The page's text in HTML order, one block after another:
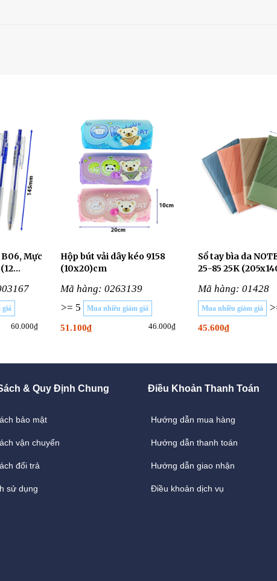
Mực
giá
60.000₫
Hộp bút vải dây kéo 9158
(10x20)cm
Mã hàng: 0263139
>= 5
Mua nhiều giảm giá
51.100₫ 46.000₫
Sổ tay bìa da
25-85 25K
Mã hàng: 01428
Mua nhiều giảm giá
45.600₫
& Quy Định Chung
bảo mật
vận chuyển
đổi trả
sử dụng
Điều Khoản Thanh Toán
Hướng dẫn mua hàng
Hướng dẫn thanh toán
Hướng dẫn giao nhận
Điều khoản dịch vụ